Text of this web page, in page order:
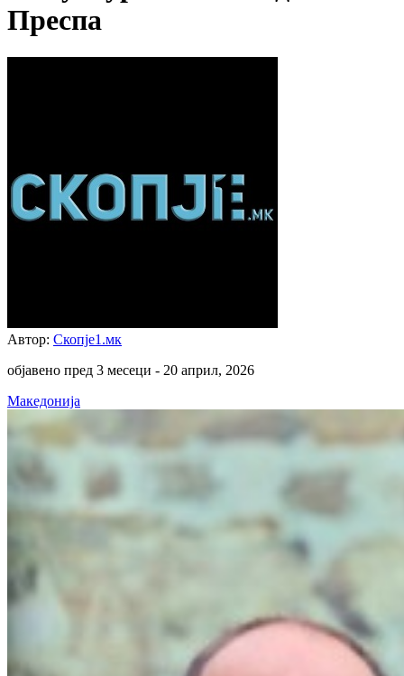
Преспа
Автор: Скопје1.мк
објавено пред 3 месеци - 20 април, 2026
Македонија